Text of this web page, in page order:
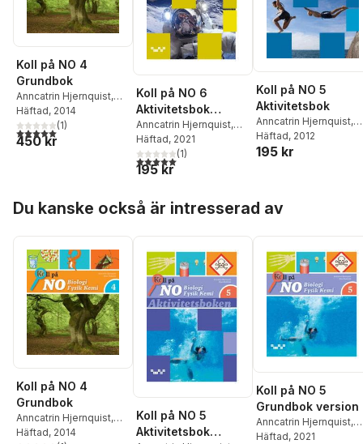
Koll på NO 4
Grundbok
Anncatrin Hjernquist,
Klara Rudstedt
Häftad, 2014
5,0utav 5 stjärnor. Totalt antal röster:
(1)
450 kr
Koll på NO 6
Aktivitetsbok
version 2
Anncatrin Hjernquist,
Klara Rudstedt
Häftad, 2021
5,0utav 5 stjärnor. Totalt antal röster:
(1)
195 kr
Koll på NO 5
Aktivitetsbok
Anncatrin Hjernquist,
Klara Rudstedt
Häftad, 2012
195 kr
Du kanske också är intresserad av
Koll på NO 4
Grundbok
Anncatrin Hjernquist,
Klara Rudstedt
Häftad, 2014
Koll på NO 5
Aktivitetsbok
Koll på NO 5
Grundbok version
Anncatrin Hjernquist,
Klara Rudstedt
Häftad, 2021